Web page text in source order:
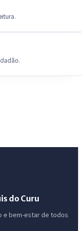
do Curu
e bem-estar de todos